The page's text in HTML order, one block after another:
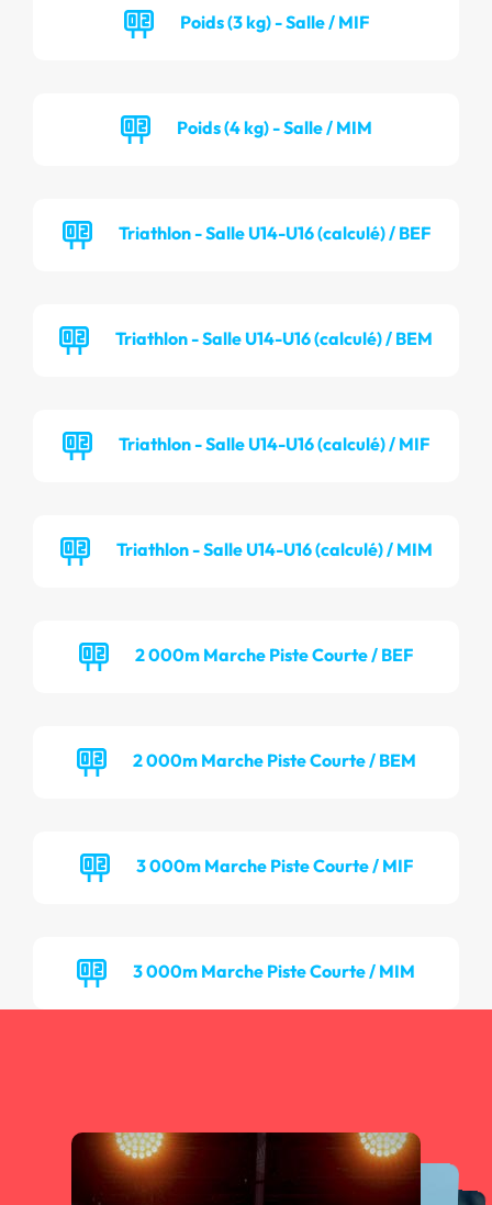
Poids (3 kg) - Salle / MIF
Poids (4 kg) - Salle / MIM
Triathlon - Salle U14-U16 (calculé) / BEF
Triathlon - Salle U14-U16 (calculé) / BEM
Triathlon - Salle U14-U16 (calculé) / MIF
Triathlon - Salle U14-U16 (calculé) / MIM
2 000m Marche Piste Courte / BEF
2 000m Marche Piste Courte / BEM
3 000m Marche Piste Courte / MIF
3 000m Marche Piste Courte / MIM